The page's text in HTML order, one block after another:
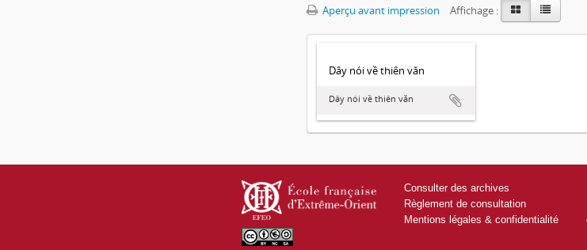
Aperçu avant impression Affichage :
Dây nói về thiên văn
Dây nói về thiên văn
Consulter des archives
Règlement de consultation
Mentions légales & confidentialité